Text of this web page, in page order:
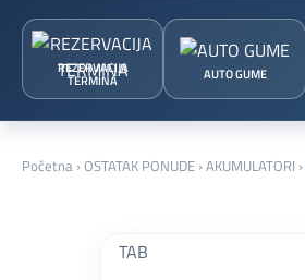
REZERVACIJA
TERMINA AUTO GUME
Početna ›OSTATAK PONUDE ›AKUMULATORI ›
TAB